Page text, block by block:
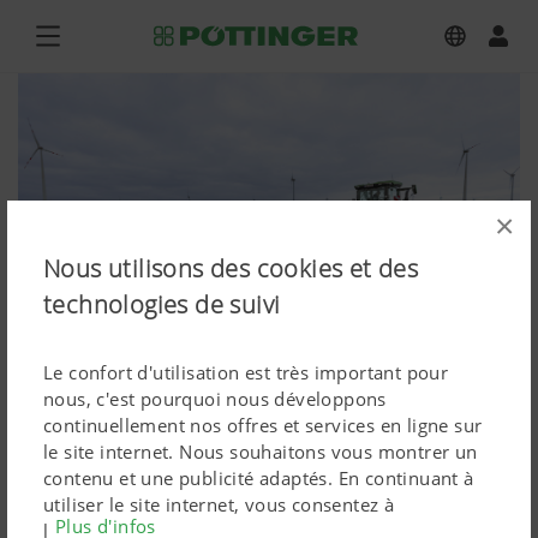
×
Nous utilisons des cookies et des
technologies de suivi
Le confort d'utilisation est très important pour
nous, c'est pourquoi nous développons
continuellement nos offres et services en ligne sur
le site internet. Nous souhaitons vous montrer un
contenu et une publicité adaptés. En continuant à
utiliser le site internet, vous consentez à
l'utilisation de cookies techniquement nécessaires.
Plus d'infos
SERVO T 6000 PLUS siebenscharig
Photos (en haute qualité)